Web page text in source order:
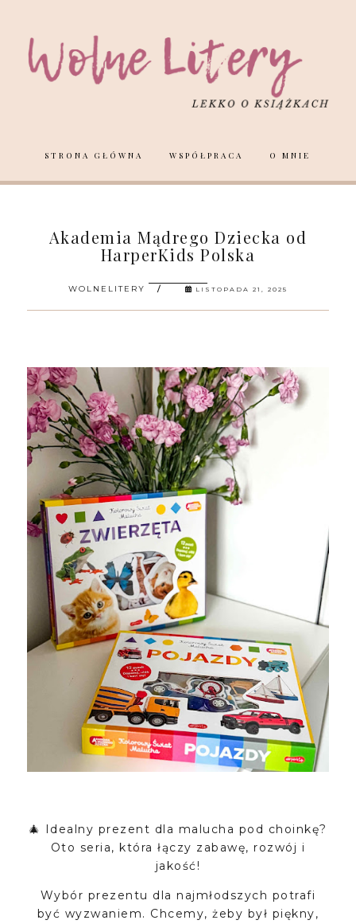
STRONA GŁÓWNA WSPÓŁPRACA O MNIE
Akademia Mądrego Dziecka od
HarperKids Polska
WOLNELITERY LISTOPADA 21, 2025
🎄 Idealny prezent dla malucha pod choinkę?
Oto seria, która łączy zabawę, rozwój i
jakość!
Wybór prezentu dla najmłodszych potrafi
być wyzwaniem. Chcemy, żeby był piękny,